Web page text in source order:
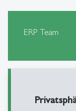
ERP Team